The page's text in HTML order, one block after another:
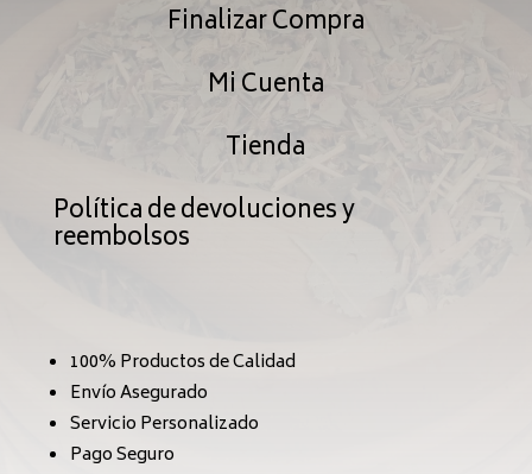
Finalizar Compra
Mi Cuenta
Tienda
Política de devoluciones y
reembolsos
100% Productos de Calidad
Envío Asegurado
Servicio Personalizado
Pago Seguro